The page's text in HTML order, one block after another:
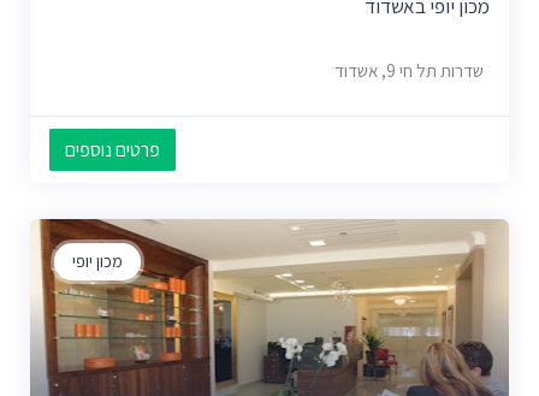
מכון יופי באשדוד
שדרות תל חי 9, אשדוד
פרטים נוספים
מכון יופי